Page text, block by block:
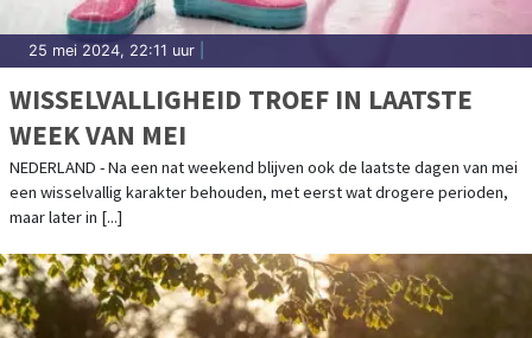
25 mei 2024, 22:11 uur
WISSELVALLIGHEID TROEF IN LAATSTE
WEEK VAN MEI
NEDERLAND - Na een nat weekend blijven ook de laatste dagen van mei
een wisselvallig karakter behouden, met eerst wat drogere perioden,
maar later in [...]